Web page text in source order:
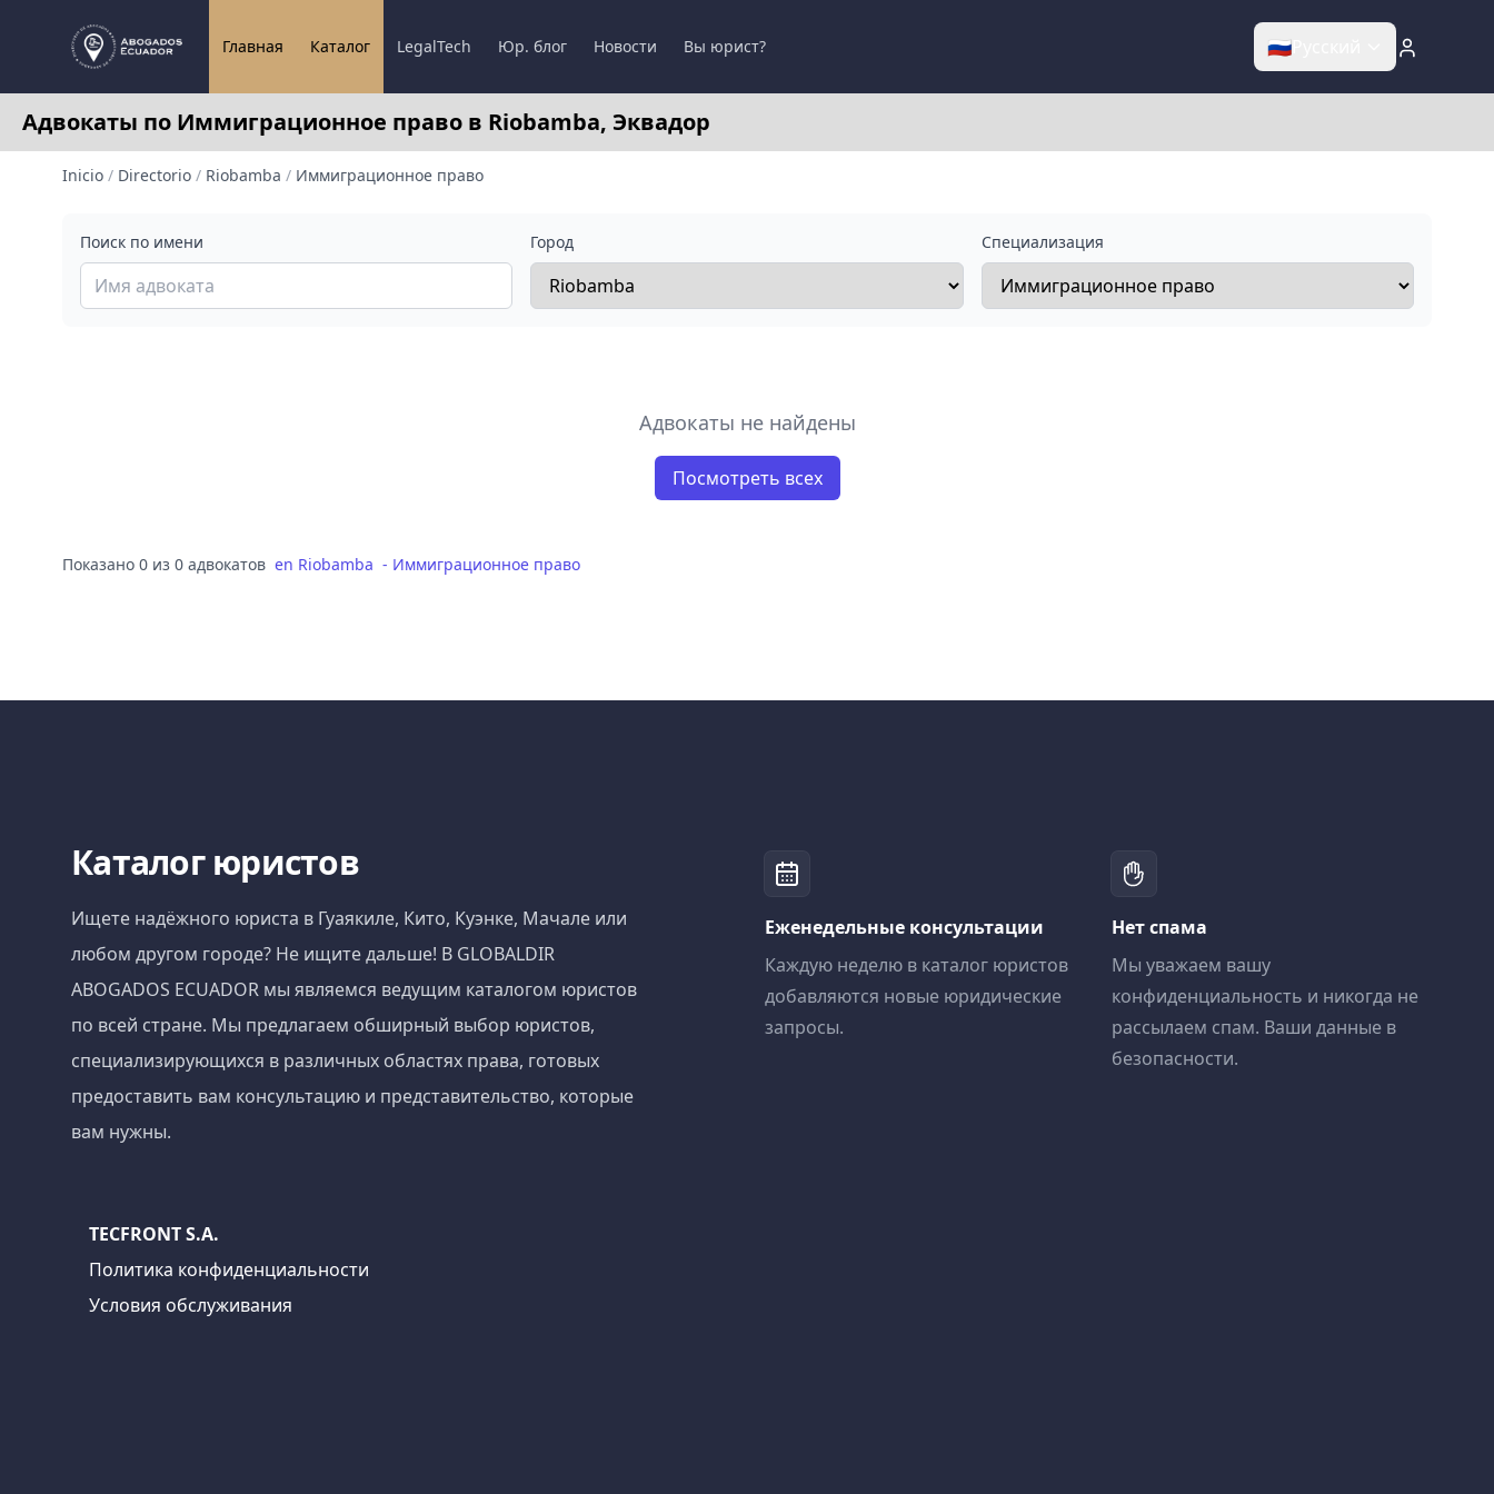
Главная Каталог LegalTech Юр. блог Новости Вы юрист? 🇷🇺
Адвокаты по Иммиграционное право в Riobamba, Эквадор
Inicio / Directorio / Riobamba / Иммиграционное право
Поиск по имени Город Специализация
Адвокаты не найдены
Посмотреть всех
Показано 0 из 0 адвокатов en Riobamba - Иммиграционное право
Каталог юристов
Ищете надёжного юриста в Гуаякиле, Кито, Куэнке, Мачале или
любом другом городе? Не ищите дальше! В GLOBALDIR
ABOGADOS ECUADOR мы являемся ведущим каталогом юристов
по всей стране. Мы предлагаем обширный выбор юристов,
специализирующихся в различных областях права, готовых
предоставить вам консультацию и представительство, которые
вам нужны.
Еженедельные консультации
Каждую неделю в каталог юристов
добавляются новые юридические
запросы.
Нет спама
Мы уважаем вашу
конфиденциальность и никогда не
рассылаем спам. Ваши данные в
безопасности.
TECFRONT S.A.
Политика конфиденциальности
Условия обслуживания